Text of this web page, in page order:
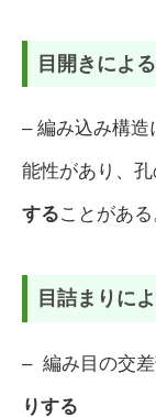
目開きによ
– 編み込み構造
能性があり、
することがある
目詰まりに
– 編み目の交差
りする